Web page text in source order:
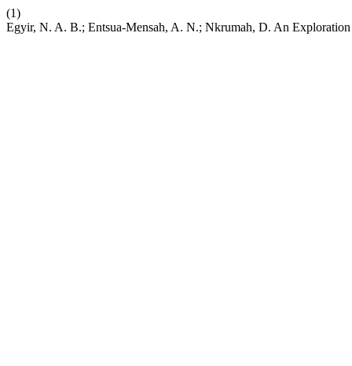
(1)
Egyir, N. A. B.; Entsua-Mensah, A. N.; Nkrumah, D. An